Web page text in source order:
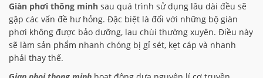
Giàn phơi thông minh sau quá trình sử dụng lâu dài đều sẽ
gặp các vấn đề hư hỏng. Đặc biệt là đối với những bộ giàn
phơi không được bảo dưỡng, lau chùi thường xuyên. Điều này
sẽ làm sản phẩm nhanh chóng bị gỉ sét, kẹt cáp và nhanh
phải thay thế.